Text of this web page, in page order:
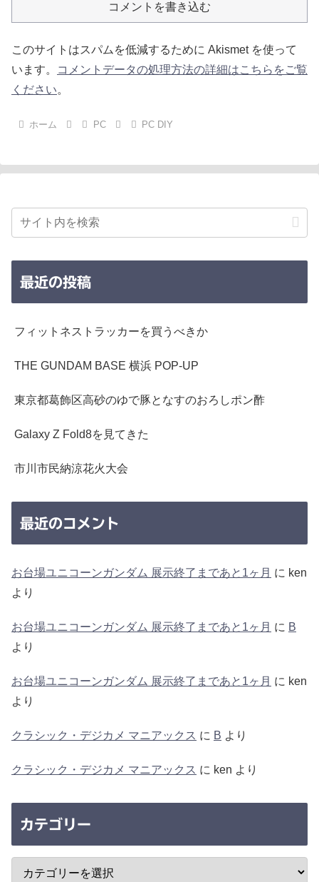
コメントを書き込む
このサイトはスパムを低減するために Akismet を使って
います。
コメントデータの処理方法の詳細はこちらをご覧
ください。
ホーム PC PC DIY
最近の投稿
フィットネストラッカーを買うべきか
THE GUNDAM BASE 横浜 POP-UP
東京都葛飾区高砂のゆで豚となすのおろしポン酢
Galaxy Z Fold8を見てきた
市川市民納涼花火大会
最近のコメント
お台場ユニコーンガンダム 展示終了まであと1ヶ月 に ken
より
お台場ユニコーンガンダム 展示終了まであと1ヶ月 に B
より
お台場ユニコーンガンダム 展示終了まであと1ヶ月 に ken
より
クラシック・デジカメ マニアックス に B より
クラシック・デジカメ マニアックス に ken より
カテゴリー